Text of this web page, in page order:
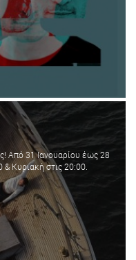
Από 31 Ιανουαρίου έως 28
Κυριακή στις 20:00.